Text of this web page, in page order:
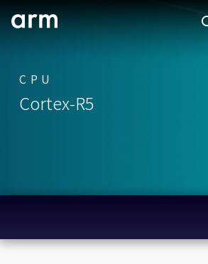
Skip to Main Content
Skip to Footer
サポート
企業様向けFlexible Access
その他のお問い合わせ
Armアカウント
製品
CPU
Cortex-R5